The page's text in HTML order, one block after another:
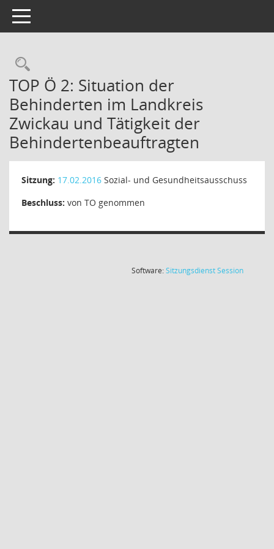
Toggle navigation
TOP Ö 2: Situation der
Behinderten im Landkreis
Zwickau und Tätigkeit der
Behindertenbeauftragten
Sitzung: 17.02.2016 Sozial- und Gesundheitsausschuss
Beschluss: von TO genommen
Software:SitzungsdienstSession(Wird in